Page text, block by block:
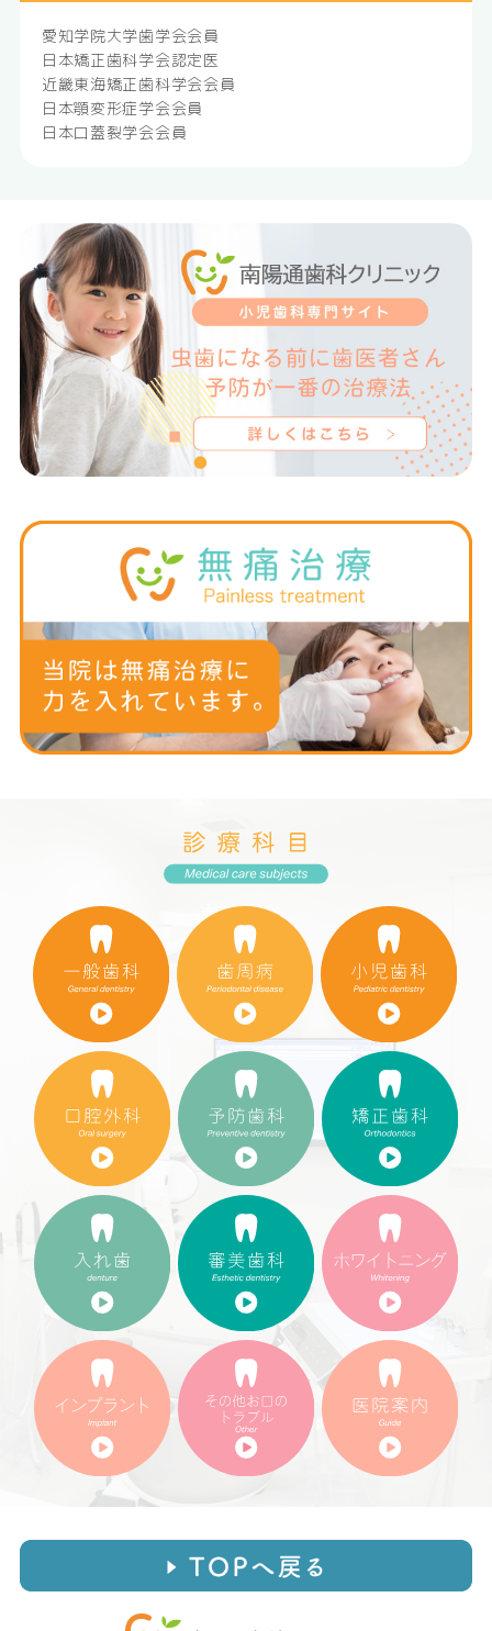
愛知学院大学歯学会会員
日本矯正歯科学会認定医
近畿東海矯正歯科学会会員
日本顎変形症学会会員
日本口蓋裂学会会員